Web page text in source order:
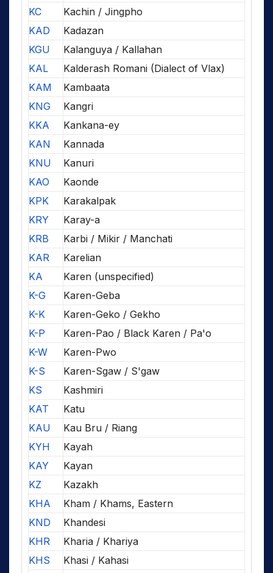
KC
Kachin / Jingpho
KAD
Kadazan
KGU
Kalanguya / Kallahan
KAL
Kalderash Romani (Dialect of Vlax)
KAM
Kambaata
KNG
Kangri
KKA
Kankana-ey
KAN
Kannada
KNU
Kanuri
KAO
Kaonde
KPK
Karakalpak
KRY
Karay-a
KRB
Karbi / Mikir / Manchati
KAR
Karelian
KA
Karen (unspecified)
K-G
Karen-Geba
K-K
Karen-Geko / Gekho
K-P
Karen-Pao / Black Karen / Pa'o
K-W
Karen-Pwo
K-S
Karen-Sgaw / S'gaw
KS
Kashmiri
KAT
Katu
KAU
Kau Bru / Riang
KYH
Kayah
KAY
Kayan
KZ
Kazakh
KHA
Kham / Khams, Eastern
KND
Khandesi
KHR
Kharia / Khariya
KHS
Khasi / Kahasi